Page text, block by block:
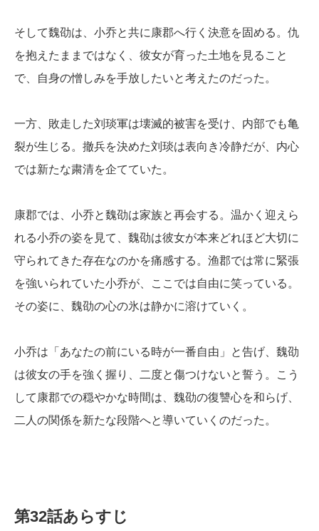
そして魏劭は、小乔と共に康郡へ行く決意を固める。仇
を抱えたままではなく、彼女が育った土地を見ること
で、自身の憎しみを手放したいと考えたのだった。
一方、敗走した刘琰軍は壊滅的被害を受け、内部でも亀
裂が生じる。撤兵を決めた刘琰は表向き冷静だが、内心
では新たな粛清を企てていた。
康郡では、小乔と魏劭は家族と再会する。温かく迎えら
れる小乔の姿を見て、魏劭は彼女が本来どれほど大切に
守られてきた存在なのかを痛感する。渔郡では常に緊張
を強いられていた小乔が、ここでは自由に笑っている。
その姿に、魏劭の心の氷は静かに溶けていく。
小乔は「あなたの前にいる時が一番自由」と告げ、魏劭
は彼女の手を強く握り、二度と傷つけないと誓う。こう
して康郡での穏やかな時間は、魏劭の復讐心を和らげ、
二人の関係を新たな段階へと導いていくのだった。
第32話あらすじ